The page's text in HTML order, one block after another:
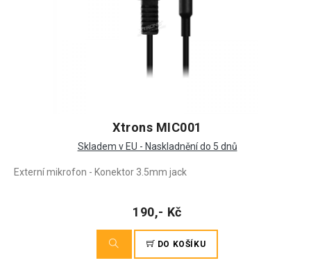
Xtrons MIC001
Skladem v EU - Naskladnění do 5 dnů
Externí mikrofon - Konektor 3.5mm jack
190,- Kč
DO KOŠÍKU